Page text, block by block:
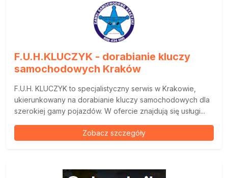
F.U.H.KLUCZYK - dorabianie kluczy
samochodowych Kraków
F.U.H. KLUCZYK to specjalistyczny serwis w Krakowie,
ukierunkowany na dorabianie kluczy samochodowych dla
szerokiej gamy pojazdów. W ofercie znajdują się usługi...
Zobacz szczegóły